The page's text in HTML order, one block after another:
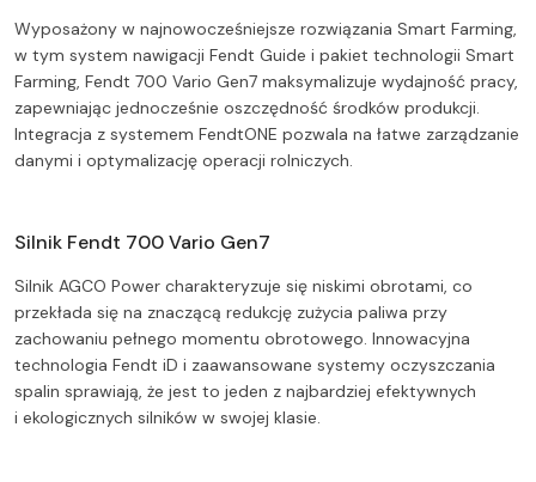
Wyposażony w najnowocześniejsze rozwiązania Smart Farming,
w tym system nawigacji Fendt Guide i pakiet technologii Smart
Farming, Fendt 700 Vario Gen7 maksymalizuje wydajność pracy,
zapewniając jednocześnie oszczędność środków produkcji.
Integracja z systemem FendtONE pozwala na łatwe zarządzanie
danymi i optymalizację operacji rolniczych.
Silnik Fendt 700 Vario Gen7
Silnik AGCO Power charakteryzuje się niskimi obrotami, co
przekłada się na znaczącą redukcję zużycia paliwa przy
zachowaniu pełnego momentu obrotowego. Innowacyjna
technologia Fendt iD i zaawansowane systemy oczyszczania
spalin sprawiają, że jest to jeden z najbardziej efektywnych
i ekologicznych silników w swojej klasie.